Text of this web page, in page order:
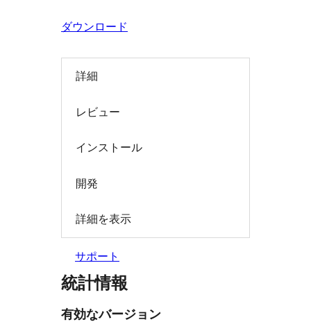
ダウンロード
詳細
レビュー
インストール
開発
詳細を表示
サポート
統計情報
有効なバージョン